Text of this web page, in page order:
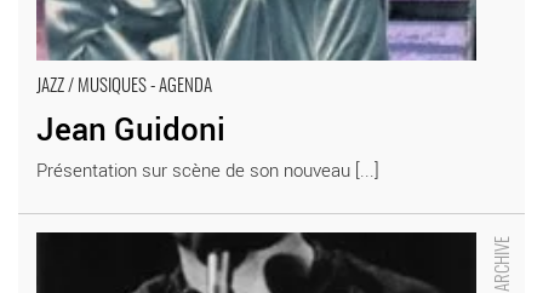
JAZZ / MUSIQUES - AGENDA
Jean Guidoni
Présentation sur scène de son nouveau [...]